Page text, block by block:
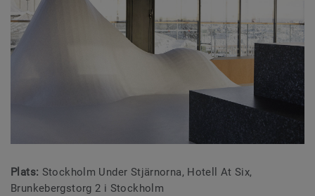
Plats: Stockholm Under Stjärnorna, Hotell At Six,
Brunkebergstorg 2 i Stockholm